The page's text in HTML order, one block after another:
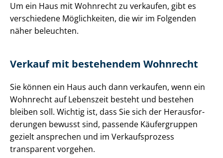
Um ein Haus mit Wohnrecht zu verkaufen, gibt es
verschiedene Möglichkeiten, die wir im Folgenden
näher beleuchten.
Verkauf mit bestehendem Wohnrecht
Sie können ein Haus auch dann verkaufen, wenn ein
Wohnrecht auf Lebenszeit besteht und bestehen
bleiben soll. Wichtig ist, dass Sie sich der Her­aus­for­
de­run­gen bewusst sind, passende Käufergruppen
gezielt ansprechen und im Verkaufsprozess
transparent vorgehen.